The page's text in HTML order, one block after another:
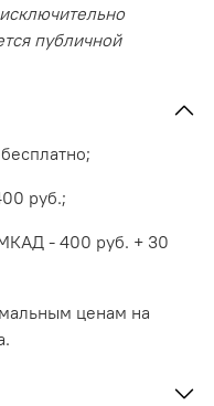
публичной
руб.;
- 400 руб. + 30
ценам на